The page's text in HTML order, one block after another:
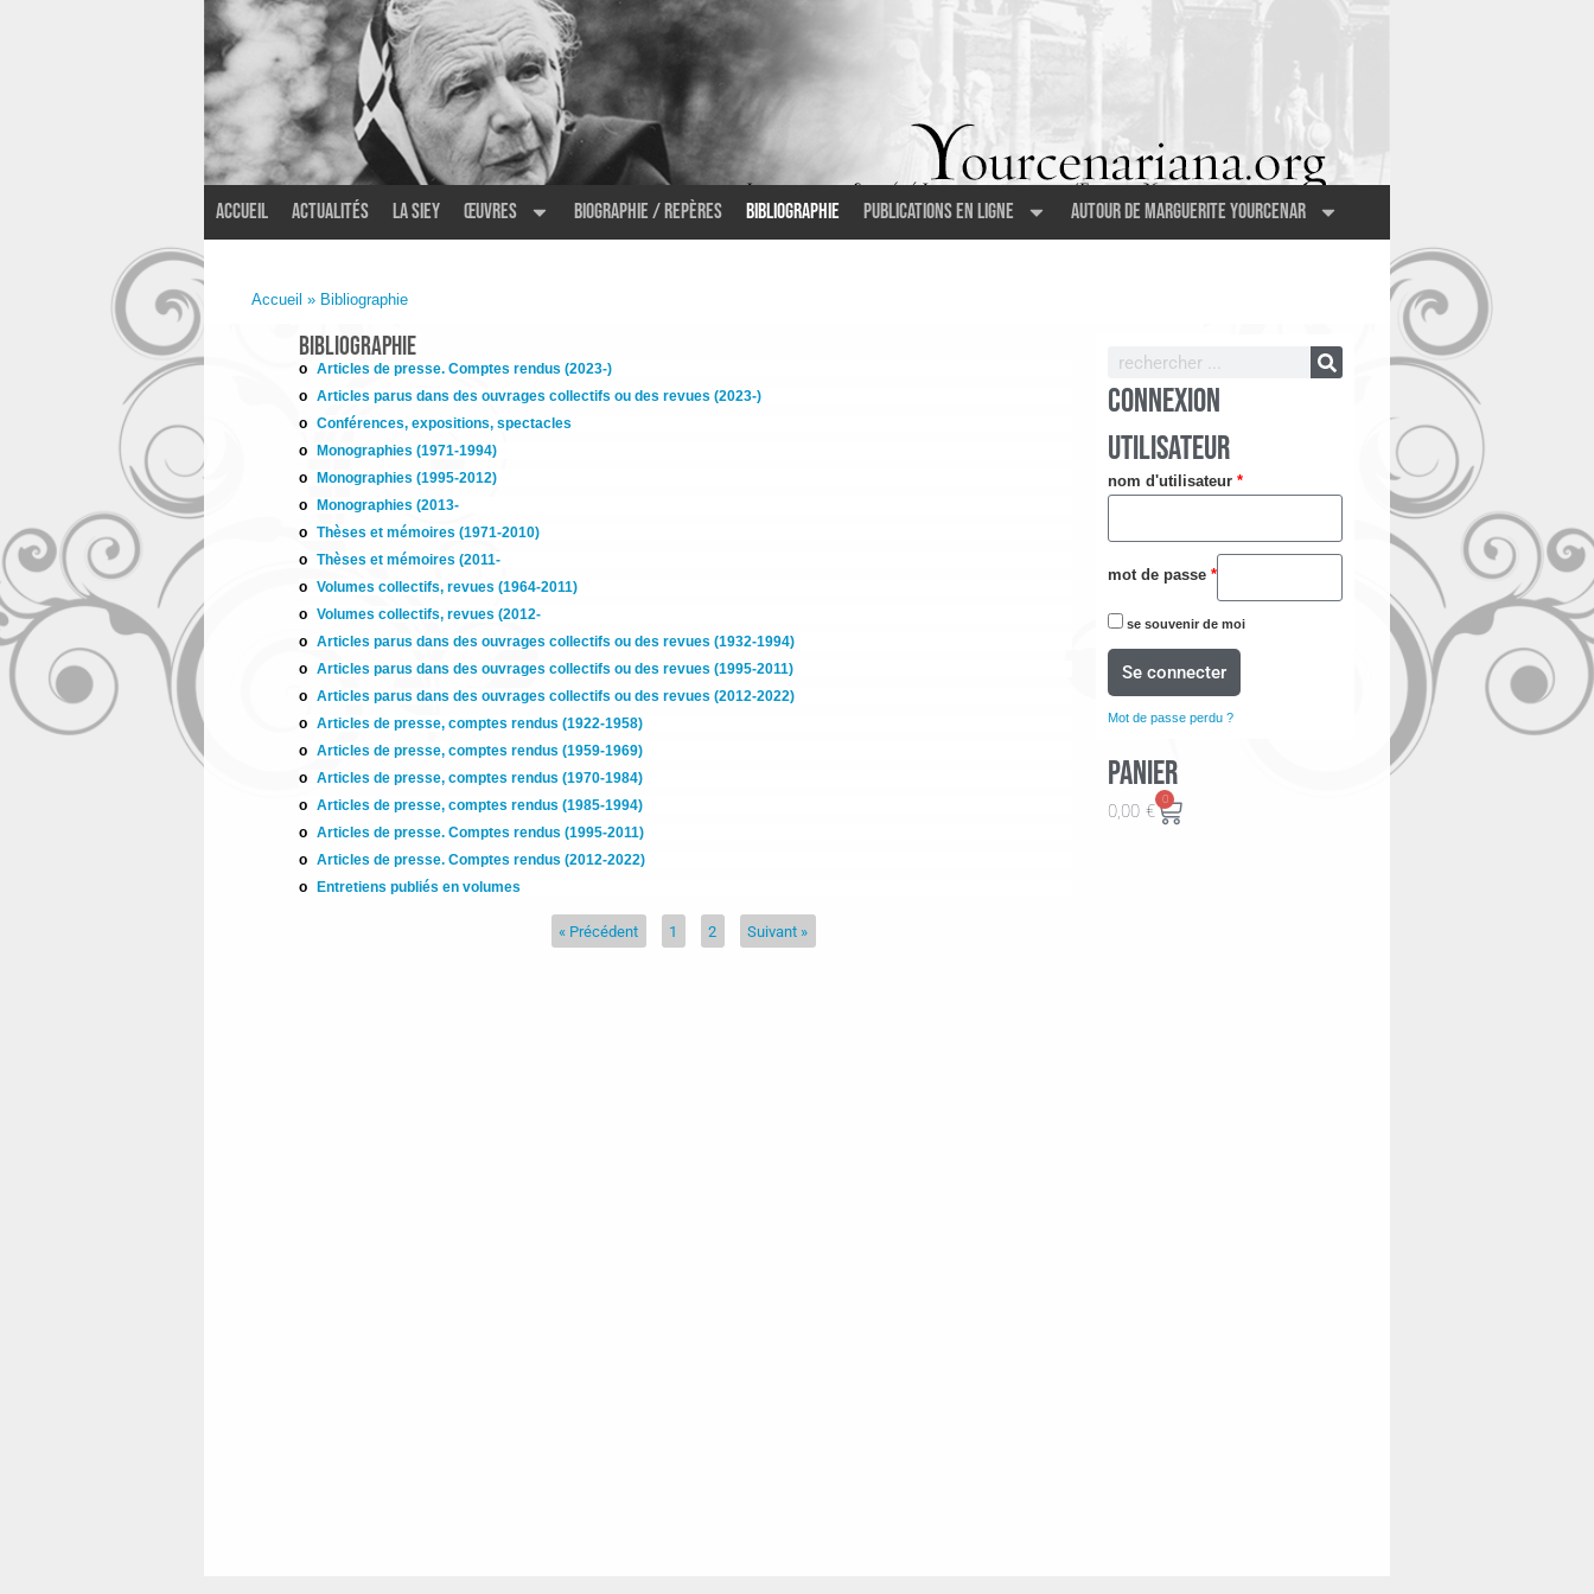
Accueil Actualités La SIEY Œuvres Biographie / Repères Bibliographie Publications en ligne Autour de Marguerite Yourcenar
Accueil » Bibliographie
Bibliographie
Articles de presse. Comptes rendus (2023-)
Articles parus dans des ouvrages collectifs ou des revues (2023-)
Conférences, expositions, spectacles
Monographies (1971-1994)
Monographies (1995-2012)
Monographies (2013-
Thèses et mémoires (1971-2010)
Thèses et mémoires (2011-
Volumes collectifs, revues (1964-2011)
Volumes collectifs, revues (2012-
Articles parus dans des ouvrages collectifs ou des revues (1932-1994)
Articles parus dans des ouvrages collectifs ou des revues (1995-2011)
Articles parus dans des ouvrages collectifs ou des revues (2012-2022)
Articles de presse, comptes rendus (1922-1958)
Articles de presse, comptes rendus (1959-1969)
Articles de presse, comptes rendus (1970-1984)
Articles de presse, comptes rendus (1985-1994)
Articles de presse. Comptes rendus (1995-2011)
Articles de presse. Comptes rendus (2012-2022)
Entretiens publiés en volumes
« Précédent 1 2 Suivant »
CONNEXION
UTILISATEUR
nom d'utilisateur *
mot de passe *
se souvenir de moi
Se connecter
Mot de passe perdu ?
Panier
0,00 €
0